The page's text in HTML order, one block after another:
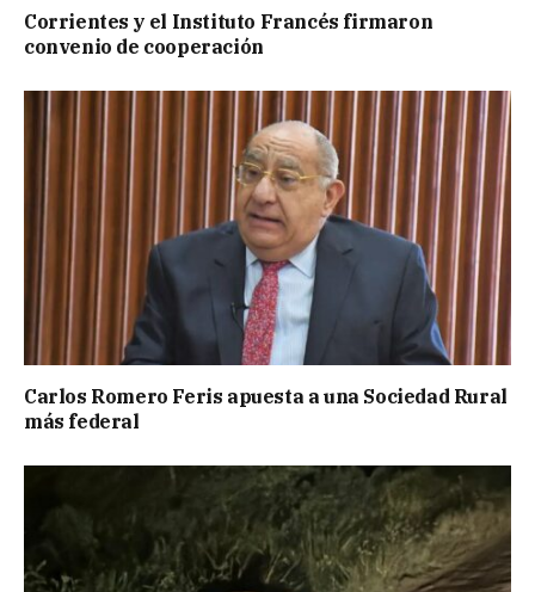
Corrientes y el Instituto Francés firmaron
convenio de cooperación
Carlos Romero Feris apuesta a una Sociedad Rural
más federal